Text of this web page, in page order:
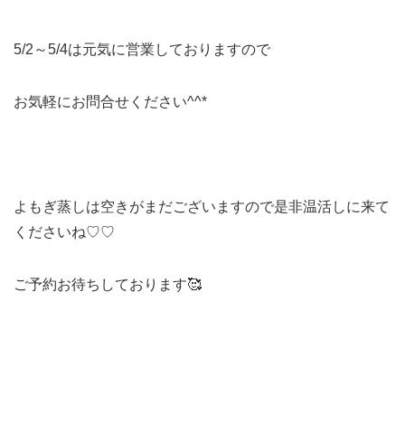
5/2～5/4は元気に営業しておりますので
お気軽にお問合せください^^*
よもぎ蒸しは空きがまだございますので是非温活しに来て
くださいね♡♡
ご予約お待ちしております🥰